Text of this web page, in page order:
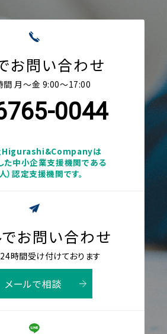
お問い合わせ
間 月〜金 9:00〜17:00
0044
Higurashi&Companyは
た中小企業支援機関である
）認定支援機関です。
お問い合わせ
時間受け付けております
メールで相談